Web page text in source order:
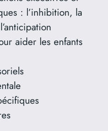
: l’inhibition, la
aider les enfants